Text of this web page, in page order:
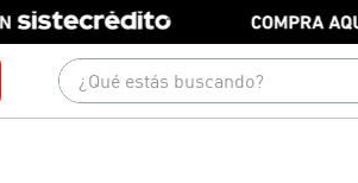
¿Qué estás buscando?